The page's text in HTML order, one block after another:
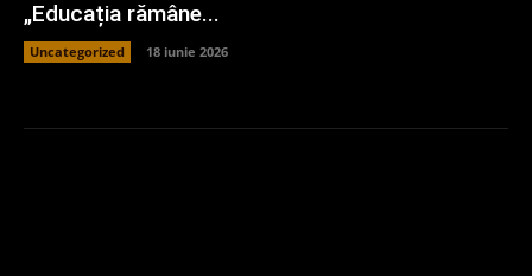
„Educația rămâne...
Uncategorized 18 iunie 2026